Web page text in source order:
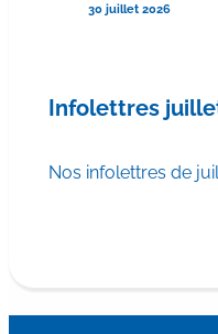
30 juillet 2026
Infolettres
Nos infolettres de